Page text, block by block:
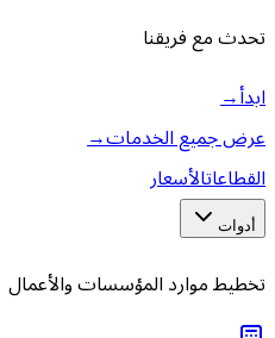
تحدث مع فريقنا
ابدأ→
عرض جميع الخدمات→
القطاعاتالأسعار
أدوات
تخطيط موارد المؤسسات والأعمال